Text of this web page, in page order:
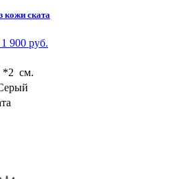
кожи ската
900 руб.
*2 см.